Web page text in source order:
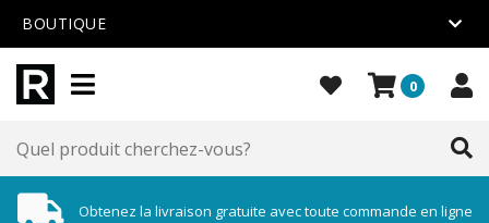
BOUTIQUE
0
Obtenez la livraison gratuite avec toute commande en ligne